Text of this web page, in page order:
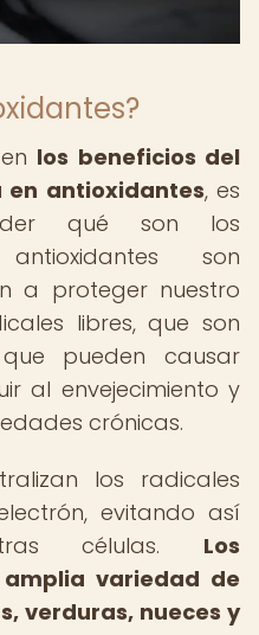
los beneficios del
antioxidantes, es
qué son los
son
a proteger nuestro
libres, que son
pueden causar
al envejecimiento y
crónicas.
los radicales
evitando así
células. Los
variedad de
verduras, nueces y